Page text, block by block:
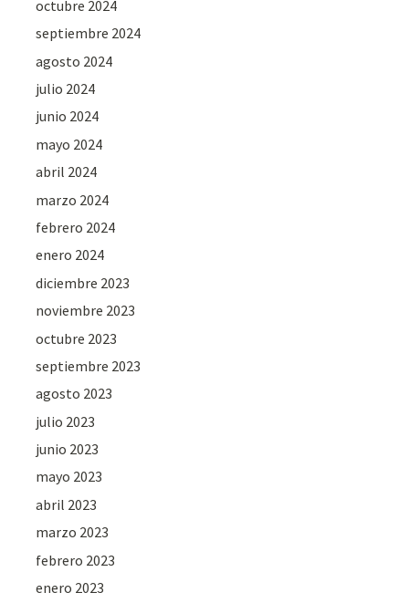
octubre 2024
septiembre 2024
agosto 2024
julio 2024
junio 2024
mayo 2024
abril 2024
marzo 2024
febrero 2024
enero 2024
diciembre 2023
noviembre 2023
octubre 2023
septiembre 2023
agosto 2023
julio 2023
junio 2023
mayo 2023
abril 2023
marzo 2023
febrero 2023
enero 2023